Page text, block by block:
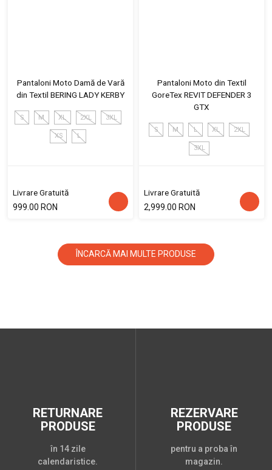
Pantaloni Moto Damă de Vară
din Textil BERING LADY KERBY
S M XL 2XL 3XL
XS L
Livrare Gratuită
999.00 RON
Pantaloni Moto din Textil
GoreTex REVIT DEFENDER 3
GTX
S M L XL 2XL
3XL
Livrare Gratuită
2,999.00 RON
ÎNCARCĂ MAI MULTE PRODUSE
RETURNARE
PRODUSE
în 14 zile
calendaristice.
REZERVARE
PRODUSE
pentru a proba în
magazin.